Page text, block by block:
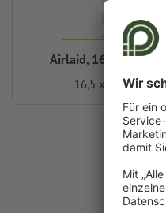
Airlaid, 16,5 x 16,5 cm
16,5 x 16,5 cm